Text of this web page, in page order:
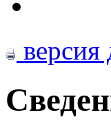
версия